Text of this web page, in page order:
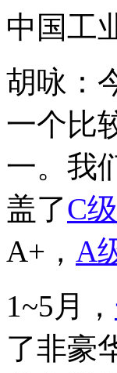
中国工
胡咏：
一个比
一。我
盖了C级
A+， A
1~5月，
了非豪